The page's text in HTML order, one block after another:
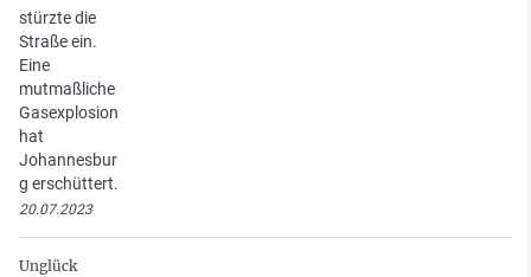
stürzte die
Straße ein.
Eine
mutmaßliche
Gasexplosion
hat
Johannesbur
g erschüttert.
20.07.2023
Unglück